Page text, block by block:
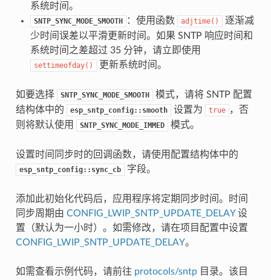
系统时间。
SNTP_SYNC_MODE_SMOOTH ：使用函数 adjtime()
逐渐减
少时间误差以平滑更新时间。如果 SNTP 响应时间和
系统时间之差超过 35 分钟，请立即使用
settimeofday() 更新系统时间。
如要选择 SNTP_SYNC_MODE_SMOOTH
模式，请将 SNTP 配置
结构体中的
esp_sntp_config::smooth 设置为 true ，否
则将默认使用
SNTP_SYNC_MODE_IMMED 模式。
设置时间同步时的回调函数，请使用配置结构体中的
esp_sntp_config::sync_cb 字段。
添加此初始化代码后，应用程序将定期同步时间。时间
同步周期由 CONFIG_LWIP_SNTP_UPDATE_DELAY设
置（默认为一小时）。如需修改，请在项目配置中设置
CONFIG_LWIP_SNTP_UPDATE_DELAY。
如需查看示例代码，请前往 protocols/sntp目录。该目